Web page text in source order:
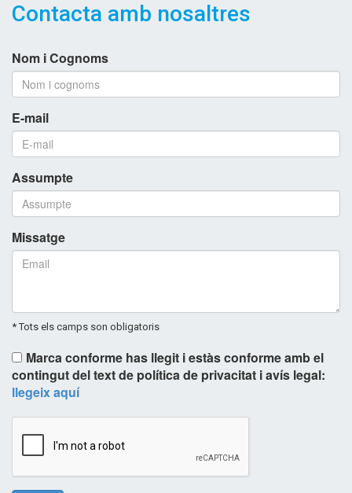
Contacta amb nosaltres
Nom i Cognoms
E-mail
Assumpte
Missatge
* Tots els camps son obligatoris
Marca conforme has llegit i estàs conforme amb el
contingut del text de política de privacitat i avís legal:
llegeix aquí